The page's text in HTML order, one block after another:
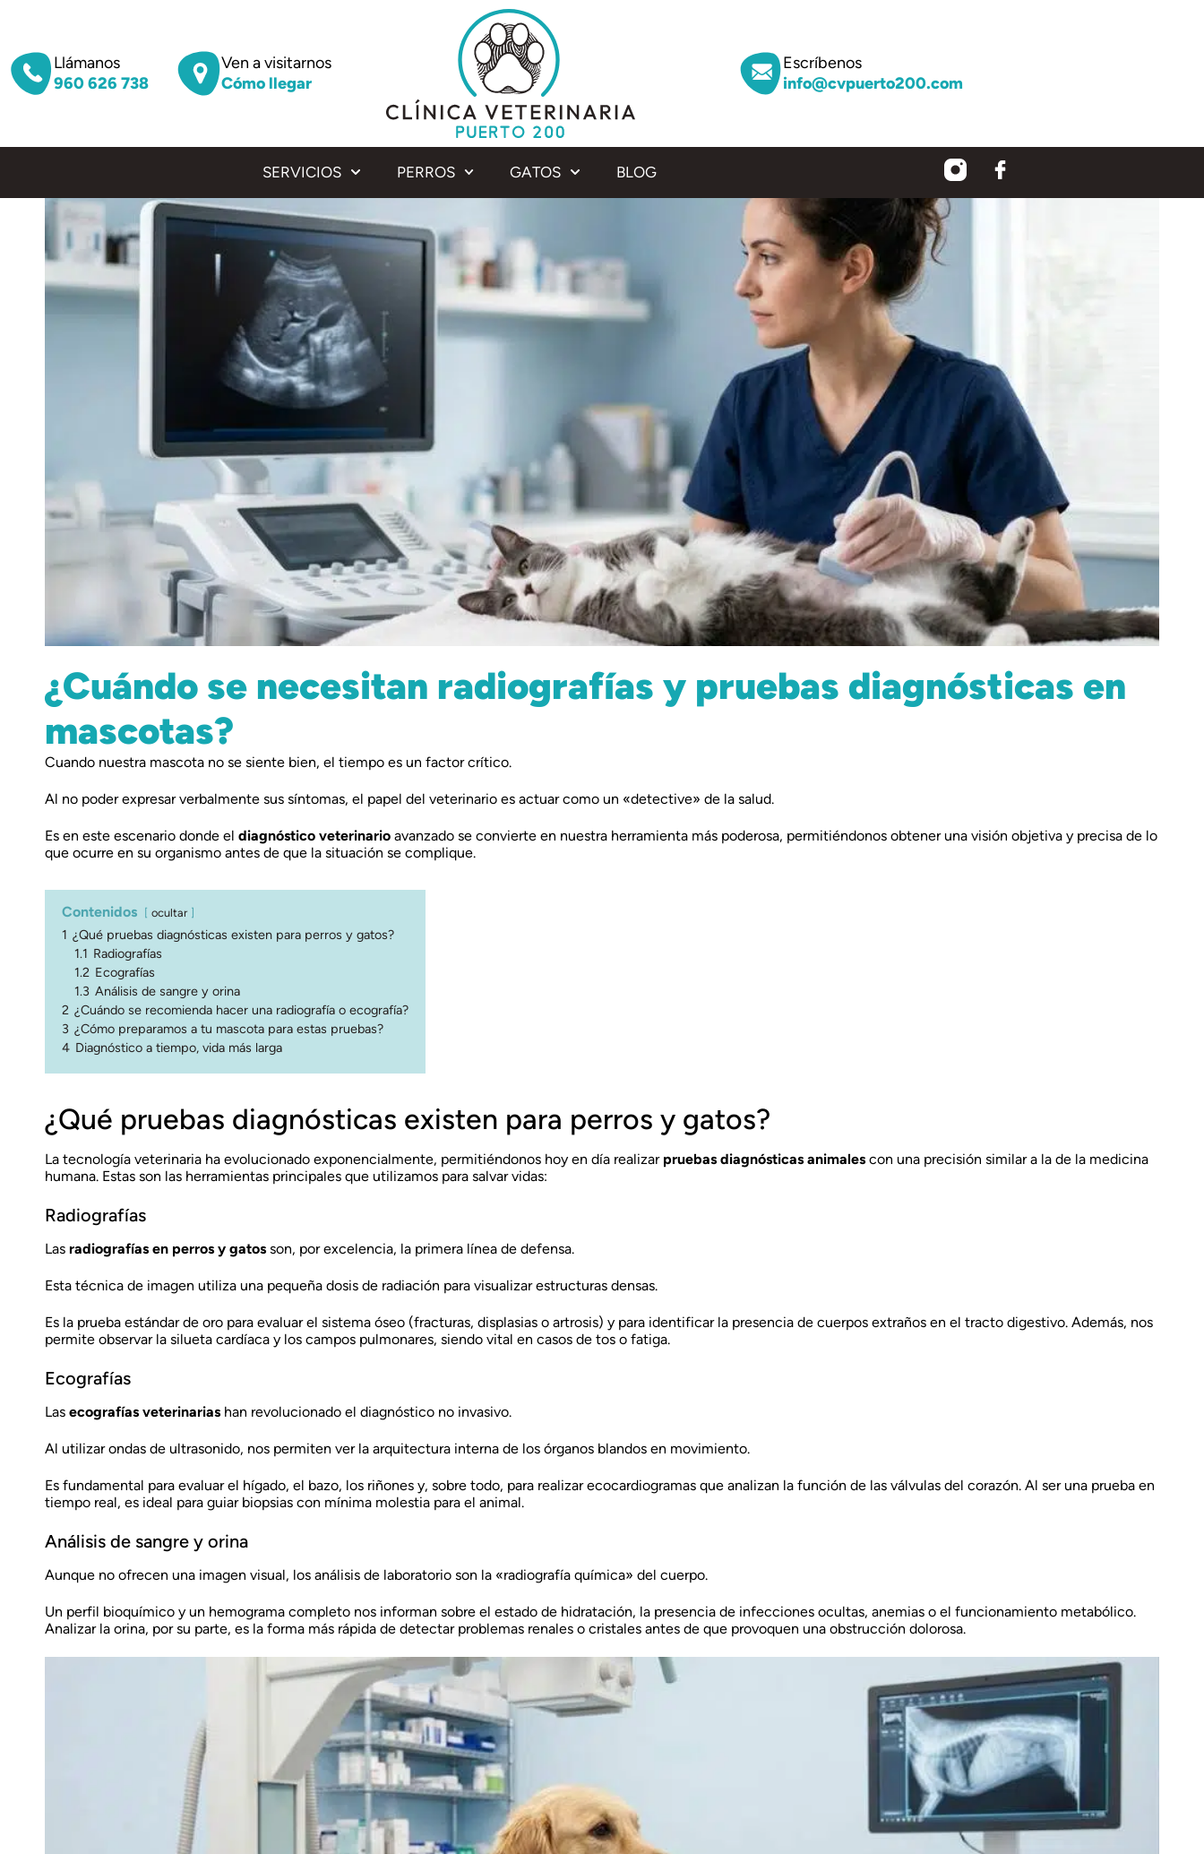
Llámanos
960 626 738
Ven a visitarnos
Cómo llegar
Escríbenos
info@cvpuerto200.com
SERVICIOS PERROS GATOS BLOG
¿Cuándo se necesitan radiografías y pruebas diagnósticas en
mascotas?
Cuando nuestra mascota no se siente bien, el tiempo es un factor crítico.
Al no poder expresar verbalmente sus síntomas, el papel del veterinario es actuar como un «detective» de la salud.
Es en este escenario donde el diagnóstico veterinario avanzado se convierte en nuestra herramienta más poderosa, permitiéndonos obtener una visión objetiva y precisa de lo
que ocurre en su organismo antes de que la situación se complique.
Contenidos ocultar
1 ¿Qué pruebas diagnósticas existen para perros y gatos?
1.1 Radiografías
1.2 Ecografías
1.3 Análisis de sangre y orina
2 ¿Cuándo se recomienda hacer una radiografía o ecografía?
3 ¿Cómo preparamos a tu mascota para estas pruebas?
4 Diagnóstico a tiempo, vida más larga
¿Qué pruebas diagnósticas existen para perros y gatos?
La tecnología veterinaria ha evolucionado exponencialmente, permitiéndonos hoy en día realizar pruebas diagnósticas animales con una precisión similar a la de la medicina
humana. Estas son las herramientas principales que utilizamos para salvar vidas:
Radiografías
Las radiografías en perros y gatos son, por excelencia, la primera línea de defensa.
Esta técnica de imagen utiliza una pequeña dosis de radiación para visualizar estructuras densas.
Es la prueba estándar de oro para evaluar el sistema óseo (fracturas, displasias o artrosis) y para identificar la presencia de cuerpos extraños en el tracto digestivo. Además, nos
permite observar la silueta cardíaca y los campos pulmonares, siendo vital en casos de tos o fatiga.
Ecografías
Las ecografías veterinarias han revolucionado el diagnóstico no invasivo.
Al utilizar ondas de ultrasonido, nos permiten ver la arquitectura interna de los órganos blandos en movimiento.
Es fundamental para evaluar el hígado, el bazo, los riñones y, sobre todo, para realizar ecocardiogramas que analizan la función de las válvulas del corazón. Al ser una prueba en
tiempo real, es ideal para guiar biopsias con mínima molestia para el animal.
Análisis de sangre y orina
Aunque no ofrecen una imagen visual, los análisis de laboratorio son la «radiografía química» del cuerpo.
Un perfil bioquímico y un hemograma completo nos informan sobre el estado de hidratación, la presencia de infecciones ocultas, anemias o el funcionamiento metabólico.
Analizar la orina, por su parte, es la forma más rápida de detectar problemas renales o cristales antes de que provoquen una obstrucción dolorosa.